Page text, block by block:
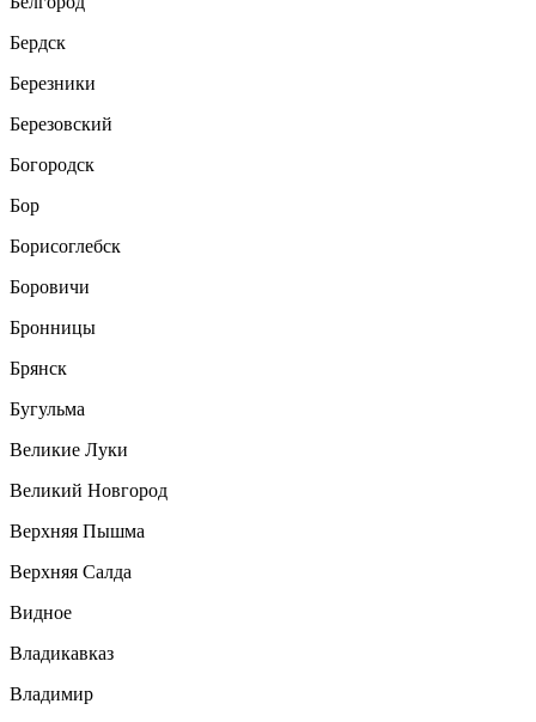
Бердск
Березники
Березовский
Богородск
Бор
Борисоглебск
Боровичи
Бронницы
Брянск
Бугульма
Великие Луки
Великий Новгород
Верхняя Пышма
Верхняя Салда
Видное
Владикавказ
Владимир